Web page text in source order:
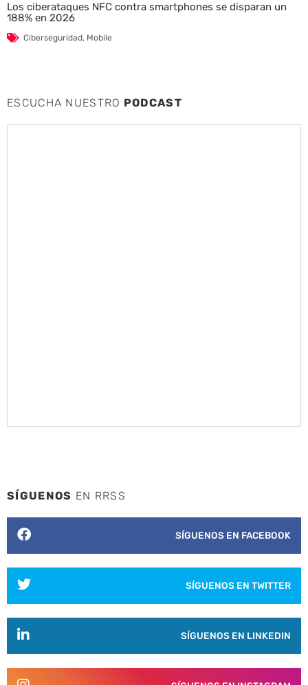
Los ciberataques NFC contra smartphones se disparan un
188% en 2026
Ciberseguridad, Mobile
ESCUCHA NUESTRO PODCAST
SÍGUENOS EN RRSS
SÍGUENOS EN FACEBOOK
SÍGUENOS EN TWITTER
SÍGUENOS EN LINKEDIN